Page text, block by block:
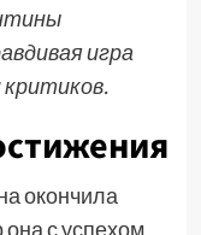
игра
критиков.
окончила
с успехом